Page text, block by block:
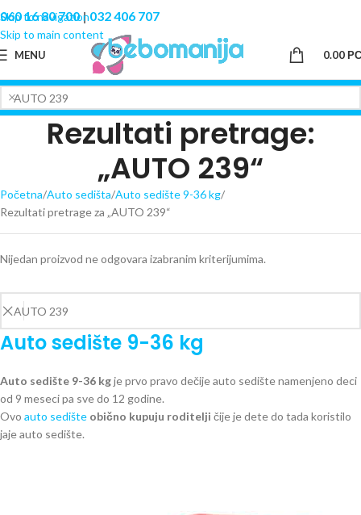
Skip to navigation
Skip to main content
060 16 80 700|032 406 707
MENU 0.00
Rezultati pretrage:
„AUTO 239“
Početna Auto sedišta Auto sedište 9-36 kg
Rezultati pretrage za „AUTO 239“
Nijedan proizvod ne odgovara izabranim kriterijumima.
Auto sedište 9-36 kg
Auto sedište 9-36 kgje prvo pravo dečije auto sedište namenjeno deci
od 9 meseci pa sve do 12 godine.
Ovo auto sedište obično kupuju roditelji čije je dete do tada koristilo
jaje auto sedište.